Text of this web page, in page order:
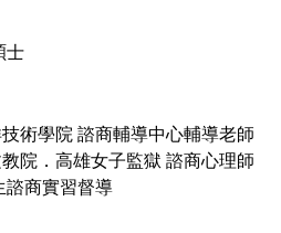
士
術學院 諮商輔導中心輔導老師
院．高雄女子監獄 諮商心理師
諮商實習督導